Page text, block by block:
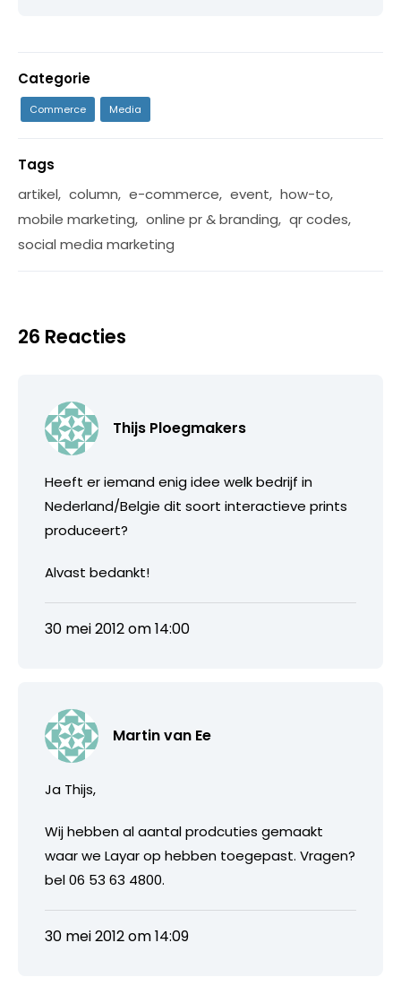
Categorie
Commerce Media
Tags
artikel, column, e-commerce, event, how-to,
mobile marketing, online pr & branding, qr codes,
social media marketing
26 Reacties
Thijs Ploegmakers
Heeft er iemand enig idee welk bedrijf in
Nederland/Belgie dit soort interactieve prints
produceert?
Alvast bedankt!
30 mei 2012 om 14:00
Martin van Ee
Ja Thijs,
Wij hebben al aantal prodcuties gemaakt
waar we Layar op hebben toegepast. Vragen?
bel 06 53 63 4800.
30 mei 2012 om 14:09